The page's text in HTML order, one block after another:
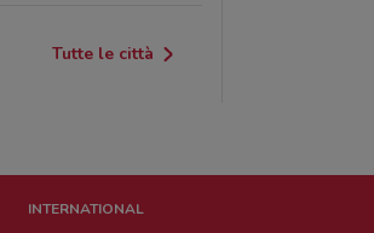
Tutte le città
INTERNATIONAL